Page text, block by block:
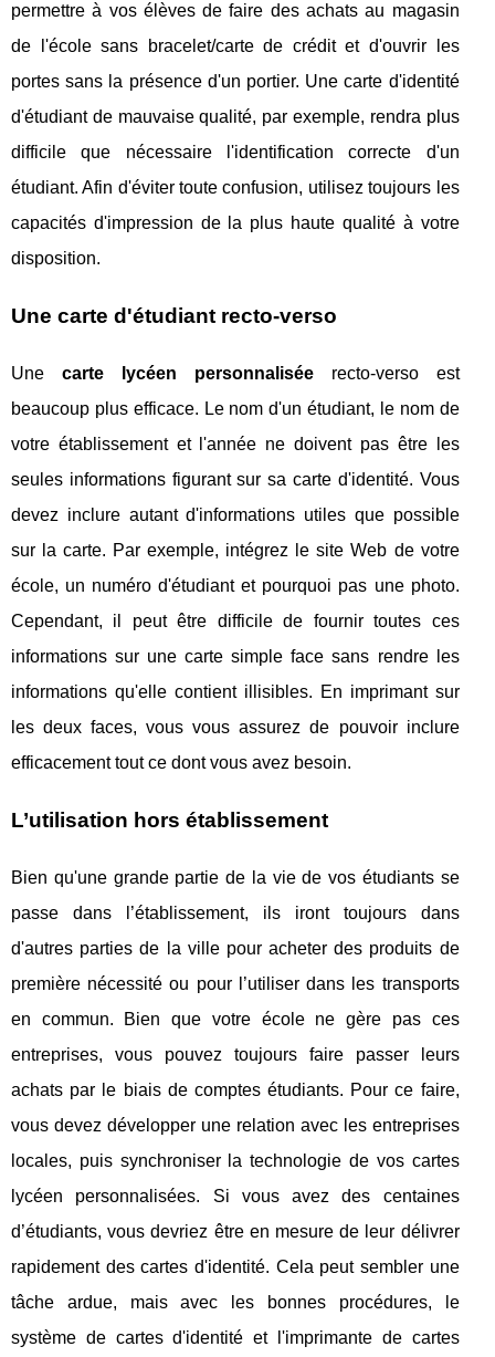
permettre à vos élèves de faire des achats au magasin
de l'école sans bracelet/carte de crédit et d'ouvrir les
portes sans la présence d'un portier. Une carte d'identité
d'étudiant de mauvaise qualité, par exemple, rendra plus
difficile que nécessaire l'identification correcte d'un
étudiant. Afin d'éviter toute confusion, utilisez toujours les
capacités d'impression de la plus haute qualité à votre
disposition.
Une carte d'étudiant recto-verso
Une carte lycéen personnaliséerecto-verso est
beaucoup plus efficace. Le nom d'un étudiant, le nom de
votre établissement et l'année ne doivent pas être les
seules informations figurant sur sa carte d'identité. Vous
devez inclure autant d'informations utiles que possible
sur la carte. Par exemple, intégrez le site Web de votre
école, un numéro d'étudiant et pourquoi pas une photo.
Cependant, il peut être difficile de fournir toutes ces
informations sur une carte simple face sans rendre les
informations qu'elle contient illisibles. En imprimant sur
les deux faces, vous vous assurez de pouvoir inclure
efficacement tout ce dont vous avez besoin.
L’utilisation hors établissement
Bien qu'une grande partie de la vie de vos étudiants se
passe dans l’établissement, ils iront toujours dans
d'autres parties de la ville pour acheter des produits de
première nécessité ou pour l’utiliser dans les transports
en commun. Bien que votre école ne gère pas ces
entreprises, vous pouvez toujours faire passer leurs
achats par le biais de comptes étudiants. Pour ce faire,
vous devez développer une relation avec les entreprises
locales, puis synchroniser la technologie de vos cartes
lycéen personnalisées. Si vous avez des centaines
d’étudiants, vous devriez être en mesure de leur délivrer
rapidement des cartes d'identité. Cela peut sembler une
tâche ardue, mais avec les bonnes procédures, le
système de cartes d'identité et l'imprimante de cartes